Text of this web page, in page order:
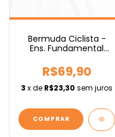
Bermuda Ciclista -
Ens. Fundamental
R$69,90
3 x de R$23,30 sem juros
COMPRAR